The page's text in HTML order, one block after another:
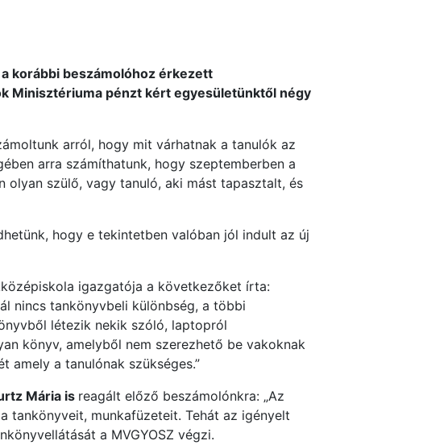
korábbi beszámolóhoz érkezett
Minisztériuma pénzt kért egyesületünktől négy
arról, hogy mit várhatnak a tanulók az
arra számíthatunk, hogy szeptemberben a
szülő, vagy tanuló, aki mást tapasztalt, és
hogy e tekintetben valóban jól indult az új
igazgatója a következőket írta:
nincs tankönyvbeli különbség, a többi
létezik nekik szóló, laptopról
könyv, amelyből nem szerezhető be vakoknak
a tanulónak szükséges.”
Mária is reagált előző beszámolónkra: „Az
tankönyveit, munkafüzeteit. Tehát az igényelt
a MVGYOSZ végzi.